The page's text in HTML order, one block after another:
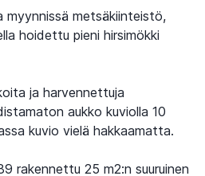
myynnissä metsäkiinteistö,
hoidettu pieni hirsimökki
ja harvennettuja
aukko kuviolla 10
kuvio vielä hakkaamatta.
rakennettu 25 m2:n suuruinen